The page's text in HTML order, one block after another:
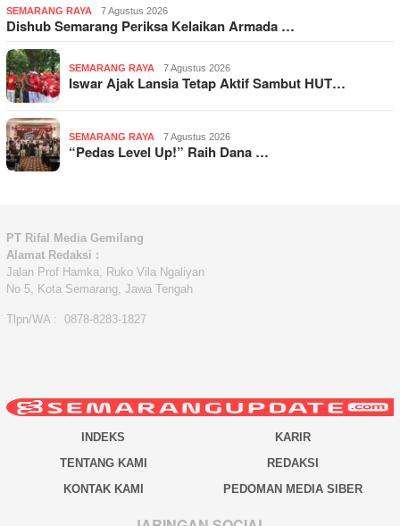
SEMARANG RAYA 7 Agustus 2026
Dishub Semarang Periksa Kelaikan Armada …
SEMARANG RAYA 7 Agustus 2026
Iswar Ajak Lansia Tetap Aktif Sambut HUT…
SEMARANG RAYA 7 Agustus 2026
“Pedas Level Up!” Raih Dana …
PT Rifal Media Gemilang
Alamat Redaksi :
Jalan Prof Hamka, Ruko Vila Ngaliyan
No 5, Kota Semarang, Jawa Tengah
Tlpn/WA : 0878-8283-1827
INDEKS
KARIR
TENTANG KAMI
REDAKSI
KONTAK KAMI
PEDOMAN MEDIA SIBER